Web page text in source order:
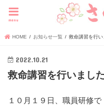
menu
HOME お知らせ一覧 救命講習を行い
2022.10.21
救命講習を行いまし
１０月１９日、職員研修